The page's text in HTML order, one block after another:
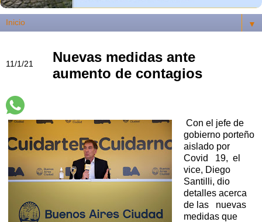
▼
11/1/21
Nuevas medidas ante
aumento de contagios
Con el jefe de
gobierno porteño
aislado por
Covid 19, el
vice, Diego
Santilli, dio
detalles acerca
de las nuevas
medidas que